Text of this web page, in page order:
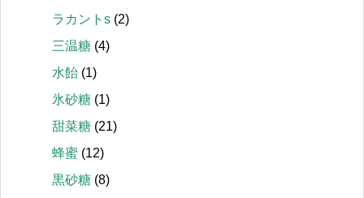
ラカントs (2)
三温糖 (4)
水飴 (1)
氷砂糖 (1)
甜菜糖 (21)
蜂蜜 (12)
黒砂糖 (8)